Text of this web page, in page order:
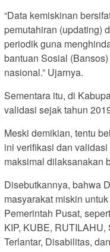
“Data kemiskinan
pemutahiran (updating)
periodik guna
bantuan Sosial
nasional.” Ujarnya.
Sementara itu, di
validasi sejak tahun
Meski demikian, tentu
ini verifikasi dan
maksimal dilaksanakan
Disebutkannya, bahwa
masyarakat miskin
Pemerintah Pusat,
KIP, KUBE,
Terlantar, Disabilitas,